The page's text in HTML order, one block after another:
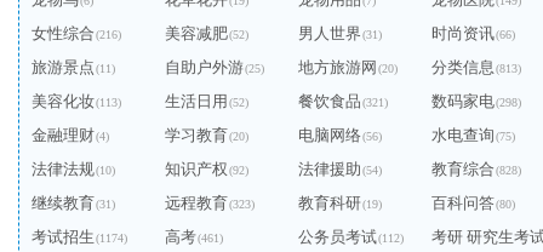
女性综合(216) 美容减肥(52) 男人世界(31) 时尚资讯(66)
旅游景点(11) 自助户外游(25) 地方旅游网 (20) 分类信息(813)
美容化妆(113) 生活日用 (52) 餐饮食品(321) 数码家电(298)
金融理财(4) 学习教育(20) 电脑网络(56) 水电查询(75)
法律法规(10) 知识产权(92) 法律援助(54) 教育综合(828)
继续教育(31) 远程教育(323) 教育科研(19) 百科问答(80)
考试招生(1174) 高考(461) 公务员考试(112) 考研 研究生考